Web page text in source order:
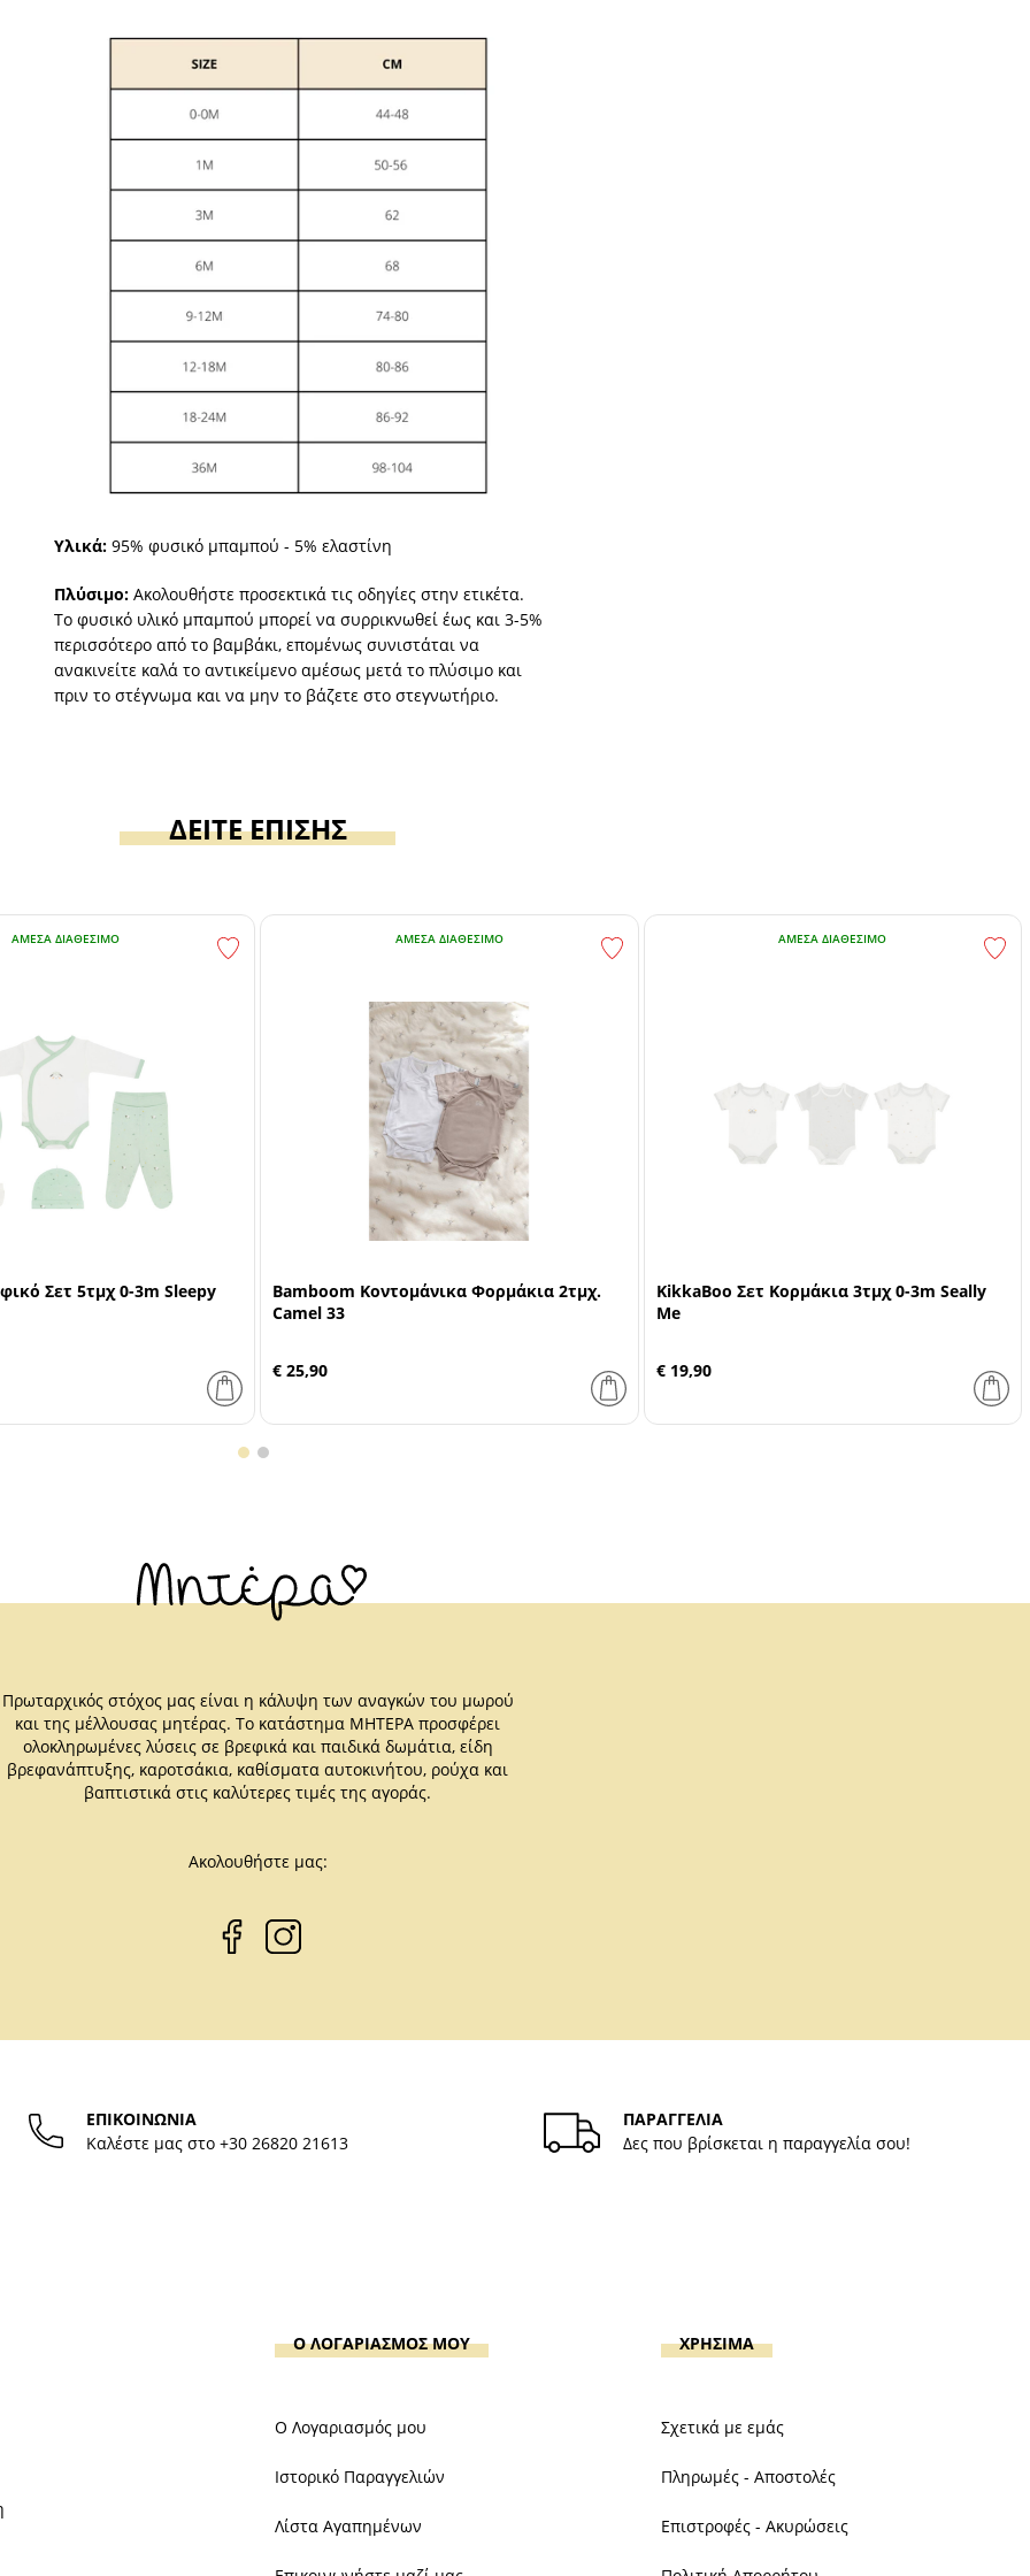
Υλικά:95% φυσικό μπαμπού - 5% ελαστίνη
Πλύσιμο: Ακολουθήστε προσεκτικά τις οδηγίες στην ετικέτα.
Το φυσικό υλικό μπαμπού μπορεί να συρρικνωθεί έως και 3-5%
περισσότερο από το βαμβάκι, επομένως συνιστάται να
ανακινείτε καλά το αντικείμενο αμέσως μετά το πλύσιμο και
πριν το στέγνωμα και να μην το βάζετε στο στεγνωτήριο.
ΔΕΙΤΕ ΕΠΙΣΗΣ
ΆΜΕΣΑ ΔΙΑΘΈΣΙΜΟ
Σετ 5τμχ 0-3m Sleepy
ΆΜΕΣΑ ΔΙΑΘΈΣΙΜΟ
Bamboom Κοντομάνικα Φορμάκια 2τμχ.
Camel 33
€ 25,90
ΆΜΕΣΑ ΔΙΑΘΈΣΙΜΟ
KikkaBoo Σετ Κορμάκια 3τμχ 0-3m Seally
Me
€ 19,90
Πρωταρχικός στόχος μας είναι η κάλυψη των αναγκών του μωρού
και της μέλλουσας μητέρας. Το κατάστημα ΜΗΤΕΡΑ προσφέρει
ολοκληρωμένες λύσεις σε βρεφικά και παιδικά δωμάτια, είδη
βρεφανάπτυξης, καροτσάκια, καθίσματα αυτοκινήτου, ρούχα και
βαπτιστικά στις καλύτερες τιμές της αγοράς.
Ακολουθήστε μας:
ΕΠΙΚΟΙΝΩΝΙΑ
Καλέστε μας στο +30 26820 21613
ΠΑΡΑΓΓΕΛΙΑ
Δες που βρίσκεται η παραγγελία σου!
Ο ΛΟΓΑΡΙΑΣΜΟΣ ΜΟΥ
Ο Λογαριασμός μου
Ιστορικό Παραγγελιών
Λίστα Αγαπημένων
ΧΡΗΣΙΜΑ
Σχετικά με εμάς
Πληρωμές - Αποστολές
Επιστροφές - Ακυρώσεις